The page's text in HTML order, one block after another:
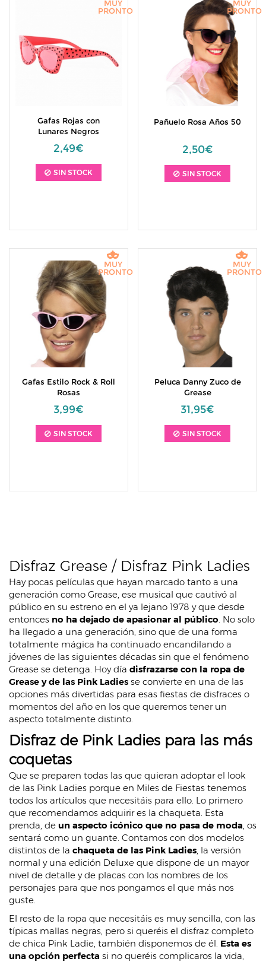
Gafas Rojas con
Lunares Negros
2,49€
SIN STOCK
MUY
PRONTO
Pañuelo Rosa Años 50
2,50€
SIN STOCK
MUY
PRONTO
Gafas Estilo Rock & Roll
Rosas
3,99€
SIN STOCK
MUY
PRONTO
Peluca Danny Zuco de
Grease
31,95€
SIN STOCK
MUY
PRONTO
Disfraz Grease / Disfraz Pink Ladies
Hay pocas películas que hayan marcado tanto a una
generación como Grease, ese musical que cautivó al
público en su estreno en el ya lejano 1978 y que desde
entonces no ha dejado de apasionar al público. No solo
ha llegado a una generación, sino que de una forma
totalmente mágica ha continuado encandilando a
jóvenes de las siguientes décadas sin que el fenómeno
Grease se detenga. Hoy día disfrazarse con la ropa de
Grease y de las Pink Ladies se convierte en una de las
opciones más divertidas para esas fiestas de disfraces o
momentos del año en los que queremos tener un
aspecto totalmente distinto.
Disfraz de Pink Ladies para las más
coquetas
Que se preparen todas las que quieran adoptar el look
de las Pink Ladies porque en Miles de Fiestas tenemos
todos los artículos que necesitáis para ello. Lo primero
que recomendamos adquirir es la chaqueta. Esta
prenda, de un aspecto icónico que no pasa de moda, os
sentará como un guante. Contamos con dos modelos
distintos de la chaqueta de las Pink Ladies, la versión
normal y una edición Deluxe que dispone de un mayor
nivel de detalle y de placas con los nombres de los
personajes para que nos pongamos el que más nos
guste.
El resto de la ropa que necesitáis es muy sencilla, con las
típicas mallas negras, pero si queréis el disfraz completo
de chica Pink Ladie, también disponemos de él. Esta es
una opción perfecta si no queréis complicaros la vida,